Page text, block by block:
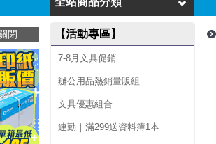
閉 【活動專區】
7-8月文具促銷
辦公用品熱銷量販組
文具優惠組合
連勤｜滿299送資料簿1本